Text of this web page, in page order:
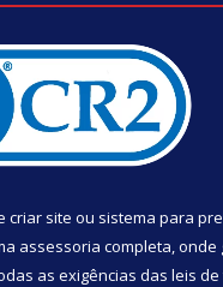
criar site ou sistema para
assessoria completa, onde
as exigências das leis